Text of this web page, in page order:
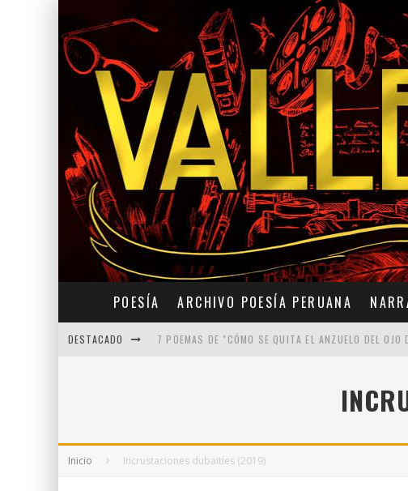
POESÍA ARCHIVO POESÍA PERUANA
DESTACADO
SOBRE "PROSAS MINÚSCULAS" (2025), DE ALONSO
Inicio Incrustaciones dubaitíes (2019)